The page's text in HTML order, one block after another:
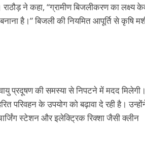
ने कहा, “ग्रामीण बिजलीकरण का लक्ष्य
है।” बिजली की नियमित आपूर्ति से कृषि
प्रदूषण की समस्या से निपटने में मदद मिलेगी।
परिवहन के उपयोग को बढ़ावा दे रही है।
स्टेशन और इलेक्ट्रिक रिक्शा जैसी क्लीन